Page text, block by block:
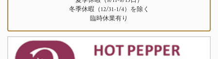
冬季休暇（12/31-1/4）を除く
臨時休業有り